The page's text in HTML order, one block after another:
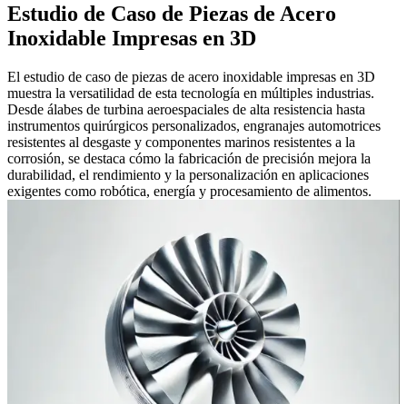
Estudio de Caso de Piezas de Acero
Inoxidable Impresas en 3D
El estudio de caso de piezas de acero inoxidable impresas en 3D
muestra la versatilidad de esta tecnología en múltiples industrias.
Desde álabes de turbina aeroespaciales de alta resistencia hasta
instrumentos quirúrgicos personalizados, engranajes automotrices
resistentes al desgaste y componentes marinos resistentes a la
corrosión, se destaca cómo la fabricación de precisión mejora la
durabilidad, el rendimiento y la personalización en aplicaciones
exigentes como robótica, energía y procesamiento de alimentos.